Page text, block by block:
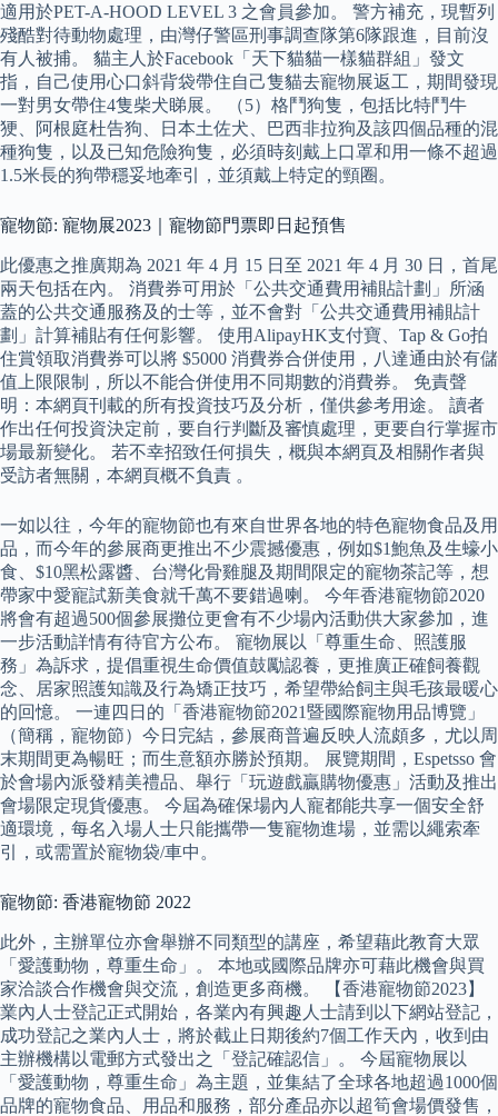
適用於PET-A-HOOD LEVEL 3 之會員參加。 警方補充，現暫列
殘酷對待動物處理，由灣仔警區刑事調查隊第6隊跟進，目前沒
有人被捕。 貓主人於Facebook「天下貓貓一樣貓群組」發文
指，自己使用心口斜背袋帶住自己隻貓去寵物展返工，期間發現
一對男女帶住4隻柴犬睇展。 （5）格鬥狗隻，包括比特鬥牛
㹴、阿根庭杜告狗、日本土佐犬、巴西非拉狗及該四個品種的混
種狗隻，以及已知危險狗隻，必須時刻戴上口罩和用一條不超過
1.5米長的狗帶穩妥地牽引，並須戴上特定的頸圈。
寵物節: 寵物展2023｜寵物節門票即日起預售
此優惠之推廣期為 2021 年 4 月 15 日至 2021 年 4 月 30 日，首尾
兩天包括在內。 消費券可用於「公共交通費用補貼計劃」所涵
蓋的公共交通服務及的士等，並不會對「公共交通費用補貼計
劃」計算補貼有任何影響。 使用AlipayHK支付寶、Tap & Go拍
住賞領取消費券可以將 $5000 消費券合併使用，八達通由於有儲
值上限限制，所以不能合併使用不同期數的消費券。 免責聲
明：本網頁刊載的所有投資技巧及分析，僅供參考用途。 讀者
作出任何投資決定前，要自行判斷及審慎處理，更要自行掌握市
場最新變化。 若不幸招致任何損失，概與本網頁及相關作者與
受訪者無關，本網頁概不負責 。
一如以往，今年的寵物節也有來自世界各地的特色寵物食品及用
品，而今年的參展商更推出不少震撼優惠，例如$1鮑魚及生蠔小
食、$10黑松露醬、台灣化骨雞腿及期間限定的寵物茶記等，想
帶家中愛寵試新美食就千萬不要錯過喇。 今年香港寵物節2020
將會有超過500個參展攤位更會有不少場內活動供大家參加，進
一步活動詳情有待官方公布。 寵物展以「尊重生命、照護服
務」為訴求，提倡重視生命價值鼓勵認養，更推廣正確飼養觀
念、居家照護知識及行為矯正技巧，希望帶給飼主與毛孩最暖心
的回憶。 一連四日的「香港寵物節2021暨國際寵物用品博覽」
（簡稱，寵物節）今日完結，參展商普遍反映人流頗多，尤以周
末期間更為暢旺；而生意額亦勝於預期。 展覽期間，Espetsso 會
於會場內派發精美禮品、舉行「玩遊戲贏購物優惠」活動及推出
會場限定現貨優惠。 今屆為確保場內人寵都能共享一個安全舒
適環境，每名入場人士只能攜帶一隻寵物進場，並需以繩索牽
引，或需置於寵物袋/車中。
寵物節: 香港寵物節 2022
此外，主辦單位亦會舉辦不同類型的講座，希望藉此教育大眾
「愛護動物，尊重生命」。 本地或國際品牌亦可藉此機會與買
家洽談合作機會與交流，創造更多商機。 【香港寵物節2023】
業內人士登記正式開始，各業內有興趣人士請到以下網站登記，
成功登記之業內人士，將於截止日期後約7個工作天內，收到由
主辦機構以電郵方式發出之「登記確認信」。 今屆寵物展以
「愛護動物，尊重生命」為主題，並集結了全球各地超過1000個
品牌的寵物食品、用品和服務，部分產品亦以超筍會場價發售，